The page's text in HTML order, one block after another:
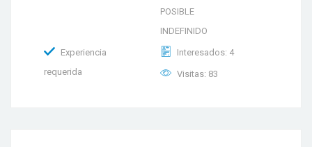
POSIBLE
INDEFINIDO
Experiencia
requerida
Interesados: 4
Visitas: 83